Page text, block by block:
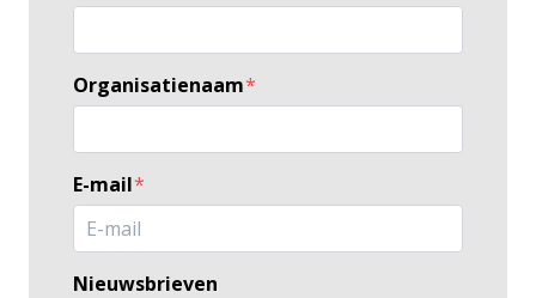
Organisatienaam*
E-mail*
Nieuwsbrieven